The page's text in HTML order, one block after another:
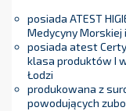
posiada ATEST
Medycyny Morskiej
posiada atest
klasa produktów I
Łodzi
produkowana z
powodujących